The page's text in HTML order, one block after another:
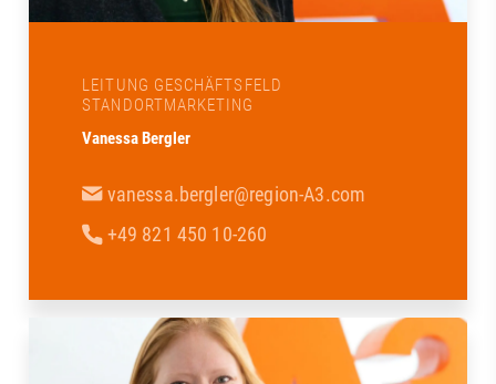
LEITUNG GESCHÄFTSFELD
STANDORTMARKETING
Vanessa Bergler
vanessa.bergler@region-A3.com
+49 821 450 10-260